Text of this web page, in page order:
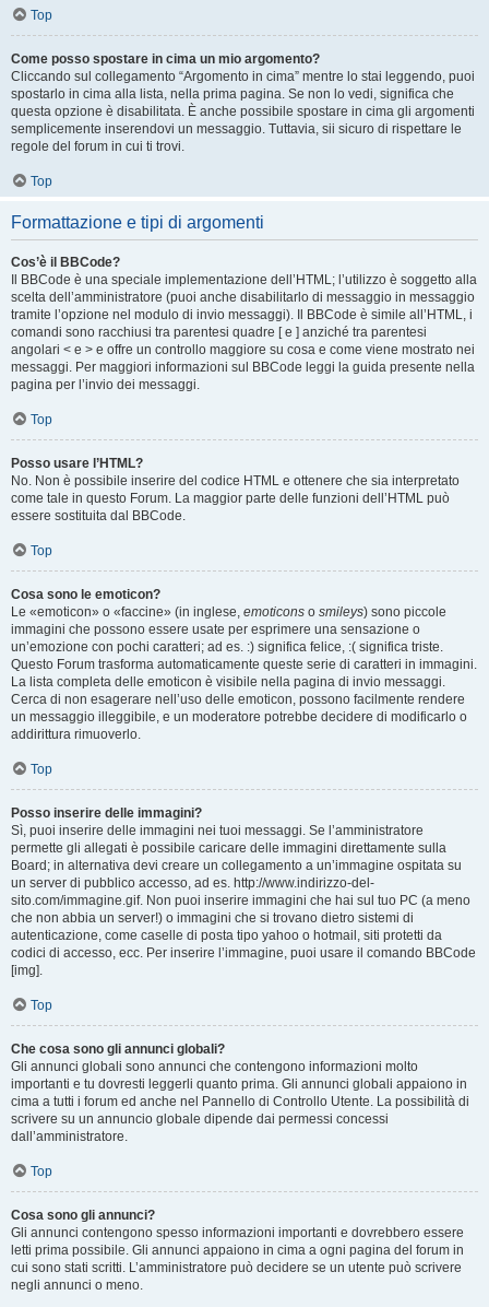
Top
Come posso spostare in cima un mio argomento?
Cliccando sul collegamento “Argomento in cima” mentre lo stai leggendo, puoi
spostarlo in cima alla lista, nella prima pagina. Se non lo vedi, significa che
questa opzione è disabilitata. È anche possibile spostare in cima gli argomenti
semplicemente inserendovi un messaggio. Tuttavia, sii sicuro di rispettare le
regole del forum in cui ti trovi.
Top
Formattazione e tipi di argomenti
Cos’è il BBCode?
Il BBCode è una speciale implementazione dell’HTML; l’utilizzo è soggetto alla
scelta dell’amministratore (puoi anche disabilitarlo di messaggio in messaggio
tramite l’opzione nel modulo di invio messaggi). Il BBCode è simile all’HTML, i
comandi sono racchiusi tra parentesi quadre [ e ] anziché tra parentesi
angolari < e > e offre un controllo maggiore su cosa e come viene mostrato nei
messaggi. Per maggiori informazioni sul BBCode leggi la guida presente nella
pagina per l’invio dei messaggi.
Top
Posso usare l’HTML?
No. Non è possibile inserire del codice HTML e ottenere che sia interpretato
come tale in questo Forum. La maggior parte delle funzioni dell’HTML può
essere sostituita dal BBCode.
Top
Cosa sono le emoticon?
Le «emoticon» o «faccine» (in inglese, emoticons o smileys) sono piccole
immagini che possono essere usate per esprimere una sensazione o
un’emozione con pochi caratteri; ad es. :) significa felice, :( significa triste.
Questo Forum trasforma automaticamente queste serie di caratteri in immagini.
La lista completa delle emoticon è visibile nella pagina di invio messaggi.
Cerca di non esagerare nell’uso delle emoticon, possono facilmente rendere
un messaggio illeggibile, e un moderatore potrebbe decidere di modificarlo o
addirittura rimuoverlo.
Top
Posso inserire delle immagini?
Sì, puoi inserire delle immagini nei tuoi messaggi. Se l’amministratore
permette gli allegati è possibile caricare delle immagini direttamente sulla
Board; in alternativa devi creare un collegamento a un’immagine ospitata su
un server di pubblico accesso, ad es. http://www.indirizzo-del-
sito.com/immagine.gif. Non puoi inserire immagini che hai sul tuo PC (a meno
che non abbia un server!) o immagini che si trovano dietro sistemi di
autenticazione, come caselle di posta tipo yahoo o hotmail, siti protetti da
codici di accesso, ecc. Per inserire l’immagine, puoi usare il comando BBCode
[img].
Top
Che cosa sono gli annunci globali?
Gli annunci globali sono annunci che contengono informazioni molto
importanti e tu dovresti leggerli quanto prima. Gli annunci globali appaiono in
cima a tutti i forum ed anche nel Pannello di Controllo Utente. La possibilità di
scrivere su un annuncio globale dipende dai permessi concessi
dall’amministratore.
Top
Cosa sono gli annunci?
Gli annunci contengono spesso informazioni importanti e dovrebbero essere
letti prima possibile. Gli annunci appaiono in cima a ogni pagina del forum in
cui sono stati scritti. L’amministratore può decidere se un utente può scrivere
negli annunci o meno.